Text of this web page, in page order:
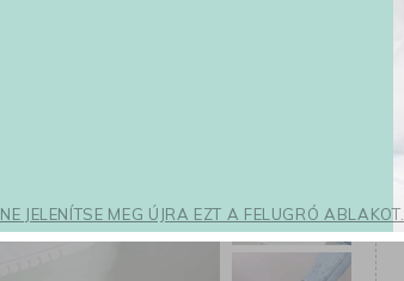
NE JELENÍTSE MEG ÚJRA EZT A FELUGRÓ ABLAKOT.